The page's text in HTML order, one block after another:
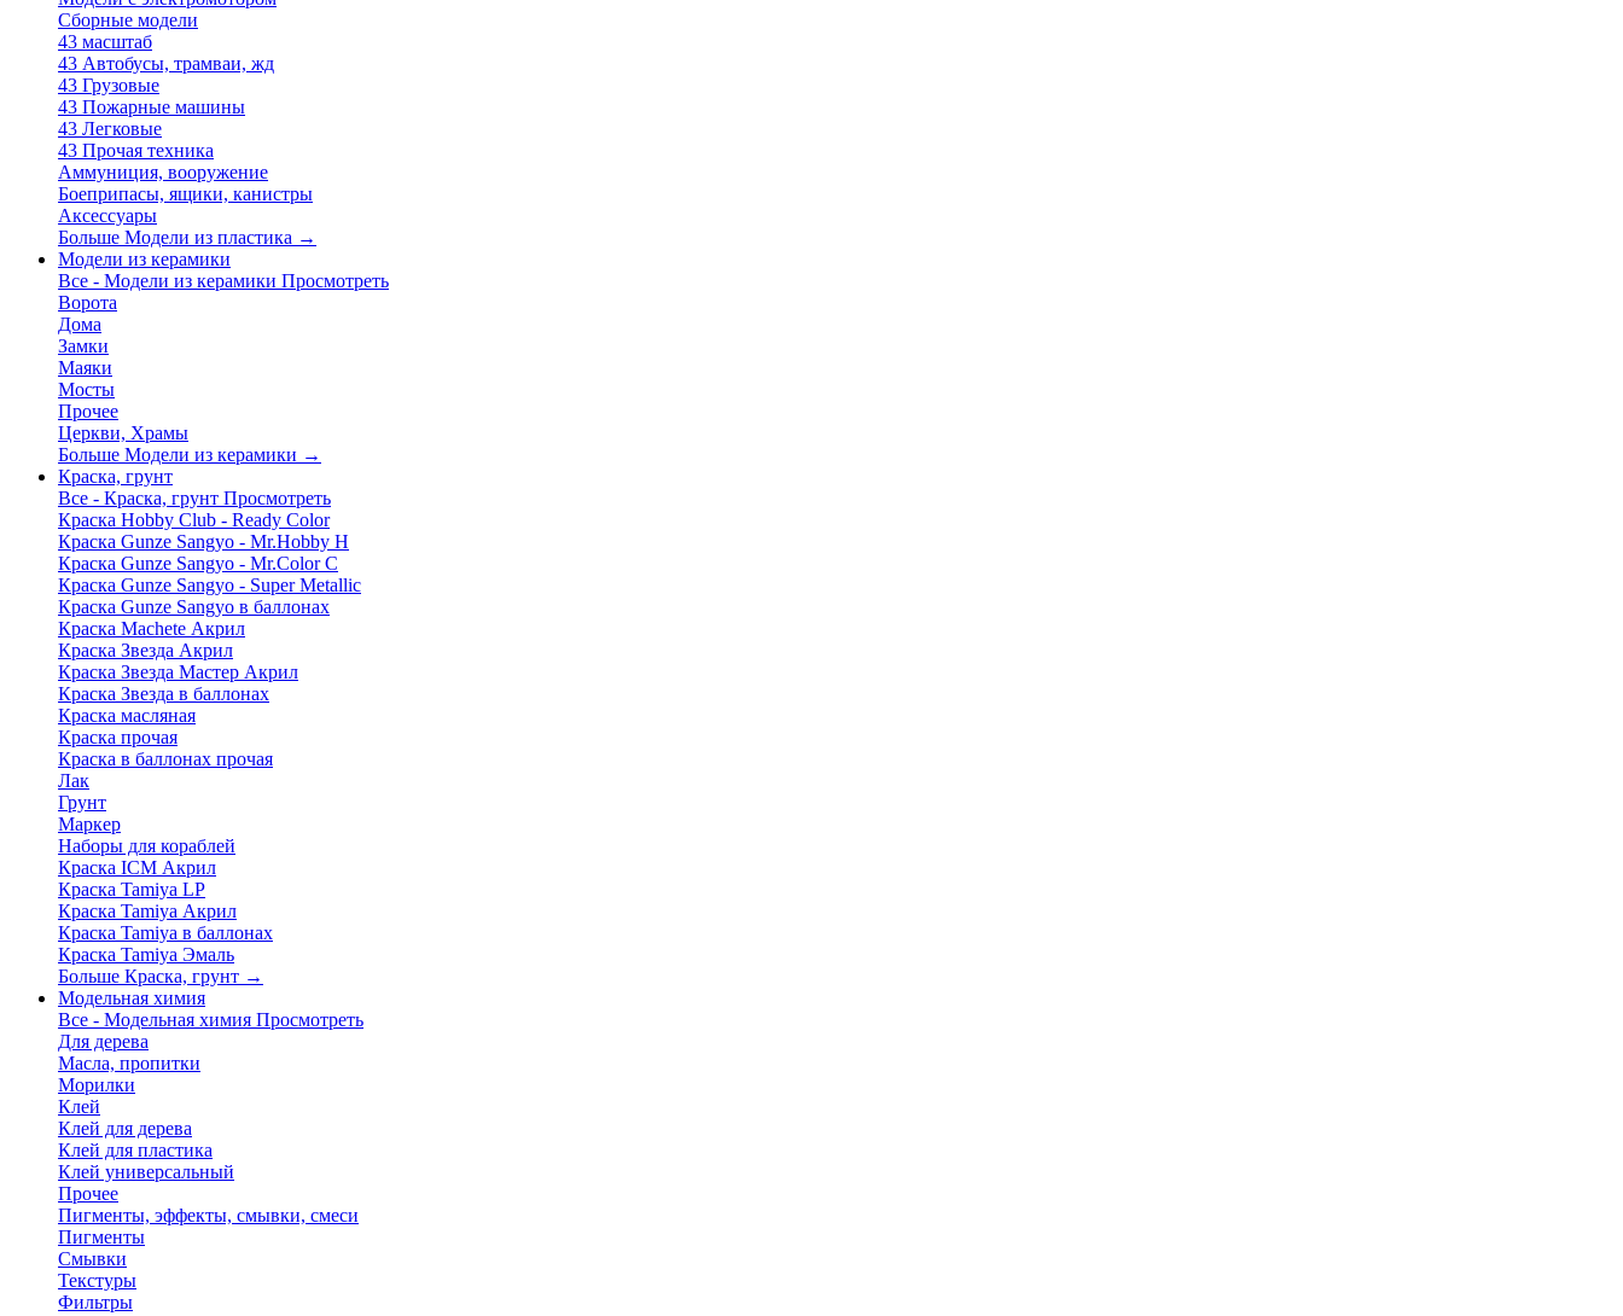
Сборные модели
43 масштаб
43 Автобусы, трамваи, жд
43 Грузовые
43 Пожарные машины
43 Легковые
43 Прочая техника
Аммуниция, вооружение
Боеприпасы, ящики, канистры
Аксессуары
Больше Модели из пластика →
Модели из керамики
Все - Модели из керамики Просмотреть
Ворота
Дома
Замки
Маяки
Мосты
Прочее
Церкви, Храмы
Больше Модели из керамики →
Краска, грунт
Все - Краска, грунт Просмотреть
Краска Hobby Club - Ready Color
Краска Gunze Sangyo - Mr.Hobby H
Краска Gunze Sangyo - Mr.Color C
Краска Gunze Sangyo - Super Metallic
Краска Gunze Sangyo в баллонах
Краска Machete Акрил
Краска Звезда Акрил
Краска Звезда Мастер Акрил
Краска Звезда в баллонах
Краска масляная
Краска прочая
Краска в баллонах прочая
Лак
Грунт
Маркер
Наборы для кораблей
Краска ICM Акрил
Краска Tamiya LP
Краска Tamiya Акрил
Краска Tamiya в баллонах
Краска Tamiya Эмаль
Больше Краска, грунт →
Модельная химия
Все - Модельная химия Просмотреть
Для дерева
Масла, пропитки
Морилки
Клей
Клей для дерева
Клей для пластика
Клей универсальный
Прочее
Пигменты, эффекты, смывки, смеси
Пигменты
Смывки
Текстуры
Фильтры